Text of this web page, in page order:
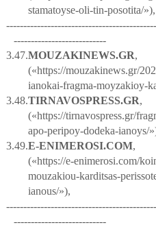
stamatoyse-oli-tin-posotita/»),
---------------------------
3.47.MOUZAKINEWS.GR,
(«https://mouzakinews.gr/
ianokai-fragma-moyzakioy-
3.48.TIRNAVOSPRESS.GR,
(«https://tirnavospress.gr/
apo-peripoy-dodeka-ianoys/
3.49.E-ENIMEROSI.COM,
(«https://e-enimerosi.com/
mouzakiou-karditsas-
ianous/»),
---------------------------